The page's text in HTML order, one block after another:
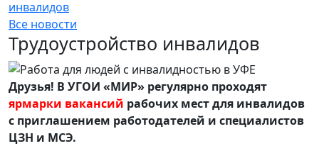
инвалидов
Все новости
Трудоустройство инвалидов
Друзья! В УГОИ «МИР» регулярно проходят
ярмарки вакансий рабочих мест для инвалидов
с приглашением работодателей и специалистов
ЦЗН и МСЭ.